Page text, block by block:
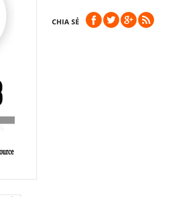
CHIA SẺ